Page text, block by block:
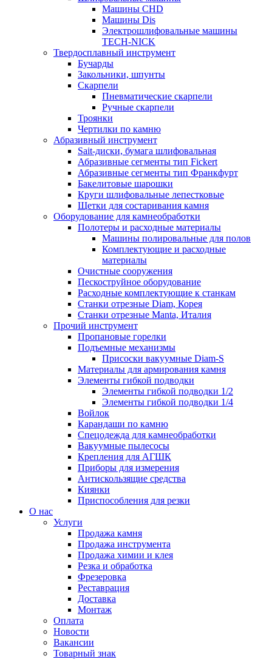
Машины CHD
Машины Dis
Электрошлифовальные машины
TECH-NICK
Твердосплавный инструмент
Бучарды
Закольники, шпунты
Скарпели
Пневматические скарпели
Ручные скарпели
Троянки
Чертилки по камню
Абразивный инструмент
Sait-диски, бумага шлифовальная
Абразивные сегменты тип Fickert
Абразивные сегменты тип Франкфурт
Бакелитовые шарошки
Круги шлифовальные лепестковые
Щетки для состаривания камня
Оборудование для камнеобработки
Полотеры и расходные материалы
Машины полировальные для полов
Комплектующие и расходные
материалы
Очистные сооружения
Пескоструйное оборудование
Расходные комплектующие к станкам
Станки отрезные Diam, Корея
Станки отрезные Manta, Италия
Прочий инструмент
Пропановые горелки
Подъeмные механизмы
Присоски вакуумные Diam-S
Материалы для армирования камня
Элементы гибкой подводки
Элементы гибкой подводки 1/2
Элементы гибкой подводки 1/4
Войлок
Карандаши по камню
Спецодежда для камнеобработки
Вакуумные пылесосы
Крепления для АГШК
Приборы для измерения
Антискользящие средства
Киянки
Приспособления для резки
О нас
Услуги
Продажа камня
Продажа инструмента
Продажа химии и клея
Резка и обработка
Фрезеровка
Реставрация
Доставка
Монтаж
Оплата
Новости
Вакансии
Товарный знак